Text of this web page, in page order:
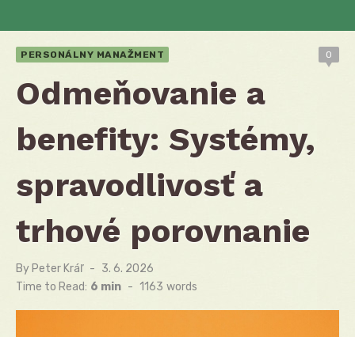
PERSONÁLNY MANAŽMENT 0
Odmeňovanie a
benefity: Systémy,
spravodlivosť a
trhové porovnanie
By Peter Kráľ
Posted
on
3. 6. 2026
Time to Read: 6 min - 1163 words